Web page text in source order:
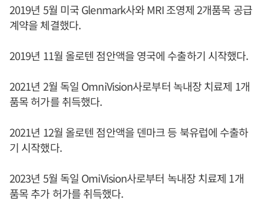
2019년 5월 미국 Glenmark사와 MRI 조영제 2개품목 공급
계약을 체결했다.
2019년 11월 올로텐 점안액을 영국에 수출하기 시작했다.
2021년 2월 독일 OmniVision사로부터 녹내장 치료제 1개
품목 허가를 취득했다.
2021년 12월 올로텐 점안액을 덴마크 등 북유럽에 수출하
기 시작했다.
2023년 5월 독일 OmiVision사로부터 녹내장 치료제 1개
품목 추가 허가를 취득했다.